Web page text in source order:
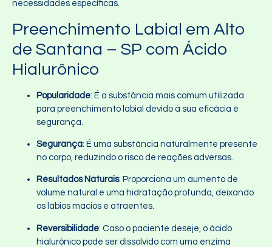
necessidades específicas.
Preenchimento Labial em Alto
de Santana – SP com Ácido
Hialurônico
Popularidade: É a substância mais comum utilizada
para preenchimento labial devido à sua eficácia e
segurança.
Segurança: É uma substância naturalmente presente
no corpo, reduzindo o risco de reações adversas.
Resultados Naturais: Proporciona um aumento de
volume natural e uma hidratação profunda, deixando
os lábios macios e atraentes.
Reversibilidade: Caso o paciente deseje, o ácido
hialurônico pode ser dissolvido com uma enzima